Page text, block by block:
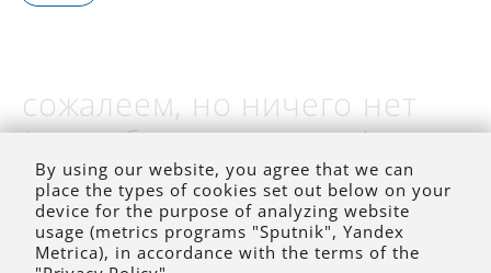
сожалеем, но ничего нет
(на выбранное время)
By using our website, you agree that we can
place the types of cookies set out below on your
device for the purpose of analyzing website
usage (metrics programs "Sputnik", Yandex
Metrica), in accordance with the terms of the